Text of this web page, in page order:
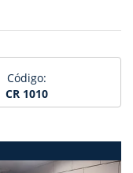
Código:
CR 1010